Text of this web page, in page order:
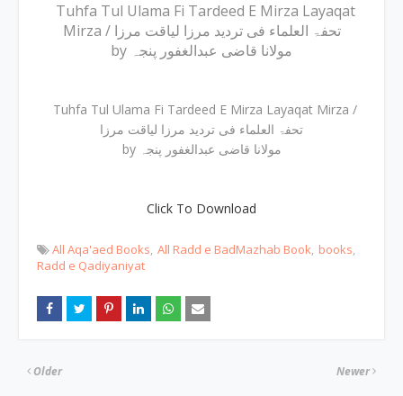
Tuhfa Tul Ulama Fi Tardeed E Mirza Layaqat
Mirza / تحفۃ العلماء فی تردید مرزا لیاقت مرزا
by مولانا قاضی عبدالغفور پنجہ
Tuhfa Tul Ulama Fi Tardeed E Mirza Layaqat Mirza /
تحفۃ العلماء فی تردید مرزا لیاقت مرزا
by مولانا قاضی عبدالغفور پنجہ
Click To Download
All Aqa'aed Books All Radd e BadMazhab Book books
Radd e Qadiyaniyat
Newer
Older